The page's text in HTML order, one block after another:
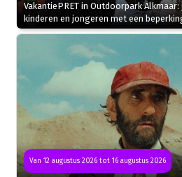
VakantiePRET in Outdoorpark
kinderen en jongeren met een
Van 12 augustus 2026 tot 16 augustus 2026